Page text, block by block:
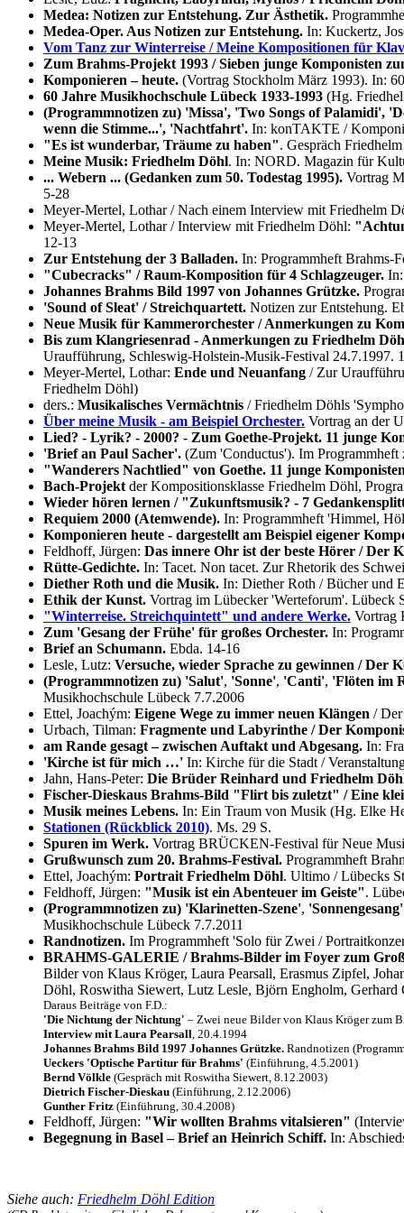
Medea: Notizen zur Entstehung. Zur Ästhetik.
Medea-Oper. Aus Notizen zur Entstehung. In: Kuckertz,
Vom Tanz zur Winterreise / Meine Kompositionen für
Zum Brahms-Projekt 1993 / Sieben junge Komponisten
Komponieren – heute. (Vortrag Stockholm März 1993). In:
60 Jahre Musikhochschule Lübeck 1933-1993 (Hg.
(Programmnotizen zu) 'Missa', 'Two Songs of Palamidi',
wenn die Stimme...', 'Nachtfahrt'. In: konTAKTE /
"Es ist wunderbar, Träume zu haben". Gespräch
Meine Musik: Friedhelm Döhl. In: NORD. Magazin für
... Webern ... (Gedanken zum 50. Todestag 1995). Vortrag
5-28
Meyer-Mertel, Lothar / Nach einem Interview mit Friedhelm
Meyer-Mertel, Lothar / Interview mit Friedhelm Döhl:
12-13
Zur Entstehung der 3 Balladen. In: Programmheft Brahms-
"Cubecracks" / Raum-Komposition für 4 Schlagzeuger.
Johannes Brahms Bild 1997 von Johannes Grützke.
'Sound of Sleat' / Streichquartett. Notizen zur Entstehung.
Neue Musik für Kammerorchester / Anmerkungen zu
Bis zum Klangriesenrad - Anmerkungen zu Friedhelm
Uraufführung, Schleswig-Holstein-Musik-Festival 24.7.1997.
Meyer-Mertel, Lothar: Ende und Neuanfang / Zur
Friedhelm Döhl)
ders.: Musikalisches Vermächtnis / Friedhelm Döhls
Über meine Musik - am Beispiel Orchester. Vortrag an der
Lied? - Lyrik? - 2000? - Zum Goethe-Projekt. 11 junge
'Brief an Paul Sacher'. (Zum 'Conductus'). Im Programmheft
"Wanderers Nachtlied" von Goethe. 11 junge
Bach-Projekt der Kompositionsklasse Friedhelm Döhl,
Wieder hören lernen / "Zukunftsmusik? - 7
Requiem 2000 (Atemwende). In: Programmheft 'Himmel,
Komponieren heute - dargestellt am Beispiel eigener
Feldhoff, Jürgen: Das innere Ohr ist der beste Hörer / Der
Rütte-Gedichte. In: Tacet. Non tacet. Zur Rhetorik des
Diether Roth und die Musik. In: Diether Roth / Bücher und
Ethik der Kunst. Vortrag im Lübecker 'Werteforum'. Lübeck
"Winterreise. Streichquintett" und andere Werke. Vortrag
Zum 'Gesang der Frühe' für großes Orchester. In:
Brief an Schumann. Ebda. 14-16
Lesle, Lutz: Versuche, wieder Sprache zu gewinnen / Der
(Programmnotizen zu) 'Salut', 'Sonne', 'Canti', 'Flöten im
Musikhochschule Lübeck 7.7.2006
Ettel, Joachým: Eigene Wege zu immer neuen Klängen /
Urbach, Tilman: Fragmente und Labyrinthe / Der
am Rande gesagt – zwischen Auftakt und Abgesang. In:
'Kirche ist für mich …' In: Kirche für die Stadt /
Jahn, Hans-Peter: Die Brüder Reinhard und Friedhelm
Fischer-Dieskaus Brahms-Bild "Flirt bis zuletzt" / Eine
Musik meines Lebens. In: Ein Traum von Musik (Hg. Elke
Stationen (Rückblick 2010). Ms. 29 S.
Spuren im Werk. Vortrag BRÜCKEN-Festival für Neue
Grußwunsch zum 20. Brahms-Festival. Programmheft
Ettel, Joachým: Portrait Friedhelm Döhl. Ultimo / Lübecks
Feldhoff, Jürgen: "Musik ist ein Abenteuer im Geiste".
(Programmnotizen zu) 'Klarinetten-Szene', 'Sonnengesang'
Musikhochschule Lübeck 7.7.2011
Randnotizen. Im Programmheft 'Solo für Zwei /
BRAHMS-GALERIE / Brahms-Bilder im Foyer zum
Bilder von Klaus Kröger, Laura Pearsall, Erasmus Zipfel,
Döhl, Roswitha Siewert, Lutz Lesle, Björn Engholm, Gerhard
Daraus Beiträge von F.D.:
'Die Nichtung der Nichtung' – Zwei neue Bilder von Klaus Kröger zum
Interview mit Laura Pearsall , 20.4.1994
Johannes Brahms Bild 1997 Johannes Grützke. Randnotizen
Ueckers 'Optische Partitur für Brahms' (Einführung, 4.5.2001)
Bernd Völkle (Gespräch mit Roswitha Siewert, 8.12.2003)
Dietrich Fischer-Dieskau (Einführung, 2.12.2006)
Gunther Fritz (Einführung, 30.4.2008)
Feldhoff, Jürgen: "Wir wollten Brahms vitalsieren"
Begegnung in Basel – Brief an Heinrich Schiff. In:
Siehe auch: Friedhelm Döhl Edition